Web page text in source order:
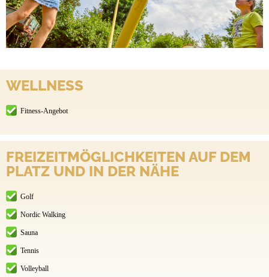
WELLNESS
Fitness-Angebot
FREIZEITMÖGLICHKEITEN AUF DEM
PLATZ UND IN DER NÄHE
Golf
Nordic Walking
Sauna
Tennis
Volleyball